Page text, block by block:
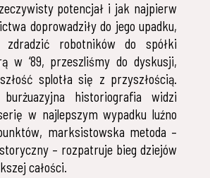
potencjał i jak najpierw
doprowadziły do jego upadku,
zdradzić robotników do spółki
w ‘89, przeszliśmy do dyskusji,
splotła się z przyszłością.
historiografia widzi
w najlepszym wypadku luźno
marksistowska metoda –
– rozpatruje bieg dziejów
całości.